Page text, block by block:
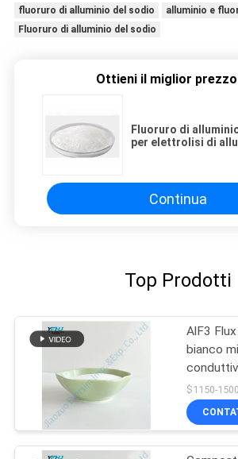
fluoruro di alluminio del sodio
alluminio e
Fluoruro di alluminio del sodio
Ottieni il miglior
Fluoruro di
per elettrolisi di
Continua
Top Prodotti
AlF3
bianco